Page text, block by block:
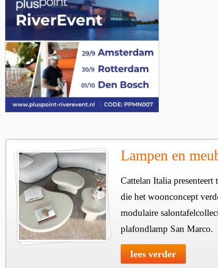
Lampen en
Cattelan Italia
die het woonconcept
modulaire
plafondlamp San Marco.
lees verder